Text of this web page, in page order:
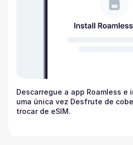
Descarregue a app Roamless e
uma única vez Desfrute de
trocar de eSIM.